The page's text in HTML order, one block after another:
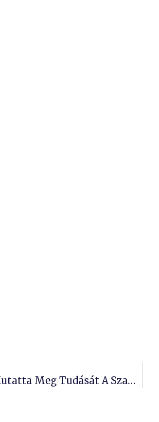
Több Mint Ötven Táncos Mutatta Meg Tudását A Szakmai Zsűri Előtt